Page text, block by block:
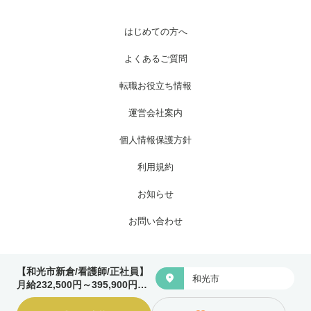
【和光市新倉/看護師/正社員】
月給232,500円～395,900円◎
賞与年2回・前年度実績4.5ヶ月
 和光市
はじめての方へ
よくあるご質問
転職お役立ち情報
運営会社案内
個人情報保護方針
利用規約
お知らせ
お問い合わせ